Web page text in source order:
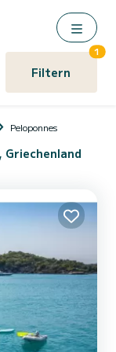
Filtern
1
Peloponnes